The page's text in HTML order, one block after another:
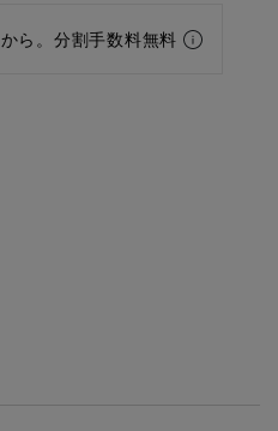
から。分割手数料無料